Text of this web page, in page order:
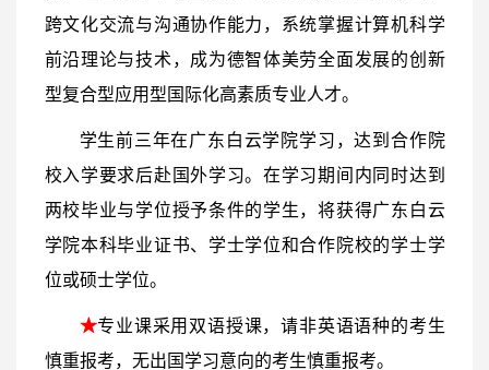
跨文化交流与沟通协作能力，系统掌握计算机科学
前沿理论与技术，成为德智体美劳全面发展的创新
型复合型应用型国际化高素质专业人才。
学生前三年在广东白云学院学习，达到合作院
校入学要求后赴国外学习。在学习期间内同时达到
两校毕业与学位授予条件的学生，将获得广东白云
学院本科毕业证书、学士学位和合作院校的学士学
位或硕士学位。
★专业课采用双语授课，请非英语语种的考生
慎重报考，无出国学习意向的考生慎重报考。